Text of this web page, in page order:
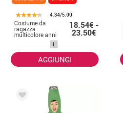
4.34/5.00
Costume da
ragazza
multicolore anni
18.54€ -
23.50€
L
AGGIUNGI